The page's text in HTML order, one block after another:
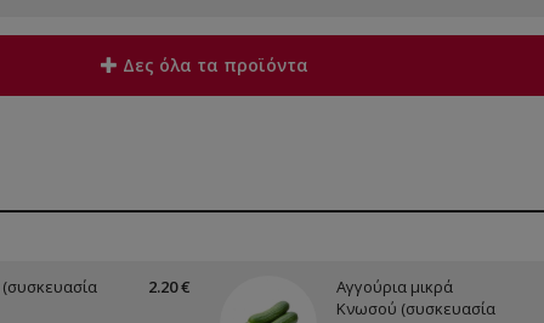
Δες όλα τα προϊόντα
2.20 €
Αγγούρια μικρά
Κνωσού (συσκευασία